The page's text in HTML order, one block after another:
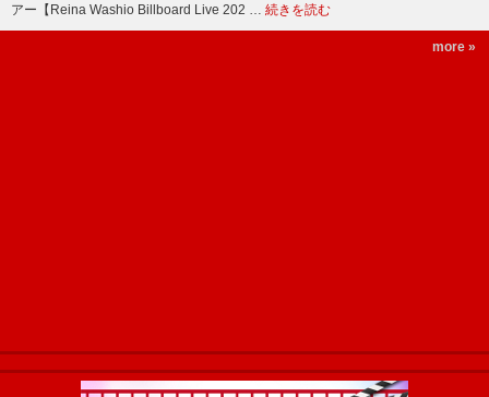
アー【Reina Washio Billboard Live 202 … 続きを読む
more »